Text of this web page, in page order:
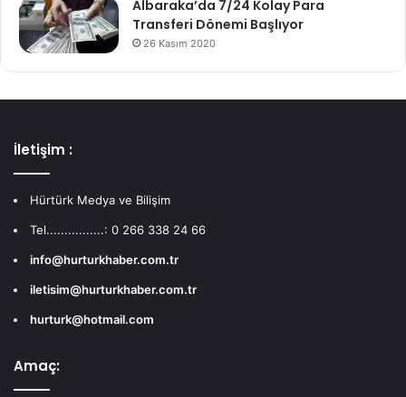
Albaraka’da 7/24 Kolay Para
Transferi Dönemi Başlıyor
26 Kasım 2020
İletişim :
Hürtürk Medya ve Bilişim
Tel................: 0 266 338 24 66
info@hurturkhaber.com.tr
iletisim@hurturkhaber.com.tr
hurturk@hotmail.com
Amaç: